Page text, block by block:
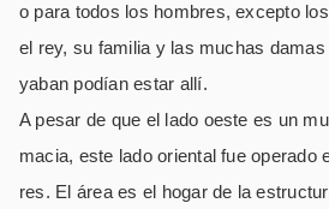
o para todos los hombres, excepto
el rey, su familia y las muchas
yaban podían estar allí.
A pesar de que el lado oeste es un
macia, este lado oriental fue operado
res. El área es el hogar de la